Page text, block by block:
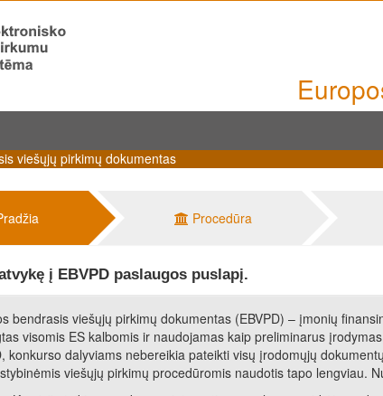
viešųjų pirkimų dokumentas
Procedūra
į EBVPD paslaugos puslapį.
bendrasis viešųjų pirkimų dokumentas (EBVPD) – įmonių
visomis ES kalbomis ir naudojamas kaip preliminarus
konkurso dalyviams nebereikia pateikti visų įrodomųjų
viešųjų pirkimų procedūromis naudotis tapo lengviau.